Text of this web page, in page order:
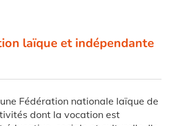
laïque et indépendante
Fédération nationale laïque de
dont la vocation est